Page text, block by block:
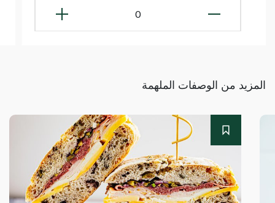
0
المزيد من الوصفات الملهمة